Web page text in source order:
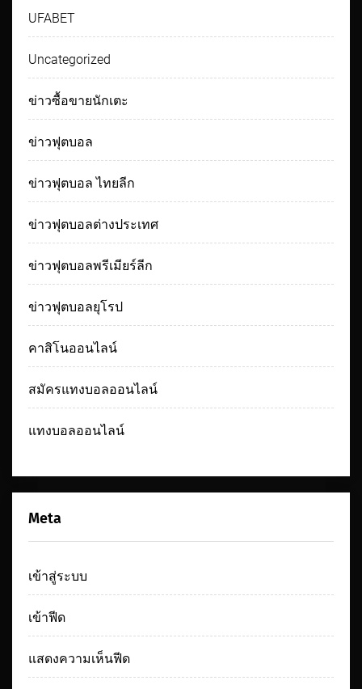
UFABET
Uncategorized
ข่าวซื้อขายนักเตะ
ข่าวฟุตบอล
ข่าวฟุตบอล ไทยลีก
ข่าวฟุตบอลต่างประเทศ
ข่าวฟุตบอลพรีเมียร์ลีก
ข่าวฟุตบอลยุโรป
คาสิโนออนไลน์
สมัครแทงบอลออนไลน์
แทงบอลออนไลน์
Meta
เข้าสู่ระบบ
เข้าฟีด
แสดงความเห็นฟีด